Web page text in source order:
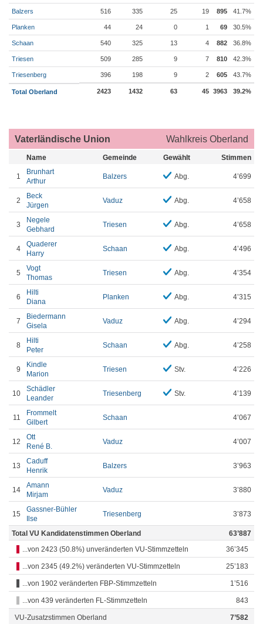
Balzers 516 335 25 19 895 41.7%
Planken 44 24 0 1 69 30.5%
Schaan 540 325 13 4 882 36.8%
Triesen 509 285 9 7 810 42.3%
Triesenberg 396 198 9 2 605 43.7%
Total Oberland 2423 1432 63 45 3963 39.2%
Vaterländische Union Wahlkreis Oberland
Name Gemeinde Gewählt Stimmen
1
Brunhart
Arthur
Balzers Abg. 4’699
2
Beck
Jürgen
Vaduz Abg. 4’658
3
Negele
Gebhard
Triesen Abg. 4’658
4
Quaderer
Harry
Schaan Abg. 4’496
5
Vogt
Thomas
Triesen Abg. 4’354
6
Hilti
Diana
Planken Abg. 4’315
7
Biedermann
Gisela
Vaduz Abg. 4’294
8
Hilti
Peter
Schaan Abg. 4’258
9
Kindle
Marion
Triesen Stv. 4’226
10
Schädler
Leander
Triesenberg Stv. 4’139
11
Frommelt
Gilbert
Schaan 4’067
12
Ott
René B.
Vaduz 4’007
13
Caduff
Henrik
Balzers 3’963
14
Amann
Mirjam
Vaduz 3’880
15
Gassner-Bühler
Ilse
Triesenberg 3’873
Total VU Kandidatenstimmen Oberland
63’887
...von 2423 (50.8%) unveränderten VU-Stimmzetteln
36’345
...von 2345 (49.2%) veränderten VU-Stimmzetteln 25’183
...von 1902 veränderten FBP-Stimmzetteln 1’516
...von 439 veränderten FL-Stimmzetteln 843
VU-Zusatzstimmen Oberland 7’582